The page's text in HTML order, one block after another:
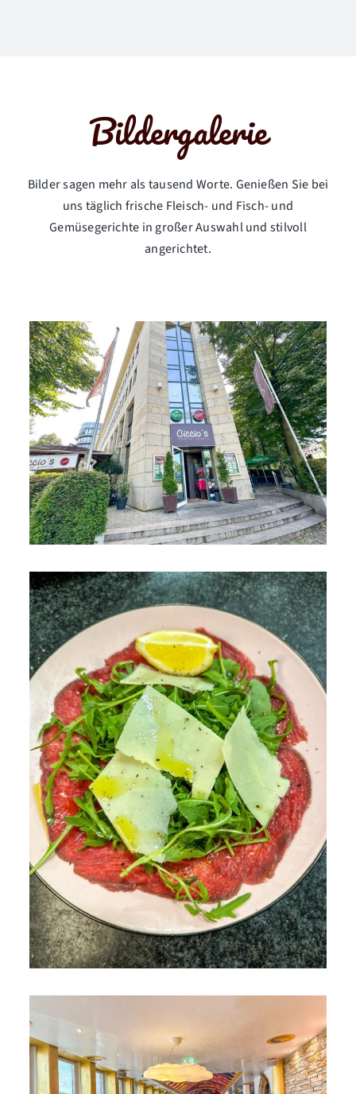
Bildergalerie
Bilder sagen mehr als tausend Worte. Genießen Sie bei
uns täglich frische Fleisch- und Fisch- und
Gemüsegerichte in großer Auswahl und stilvoll
angerichtet.